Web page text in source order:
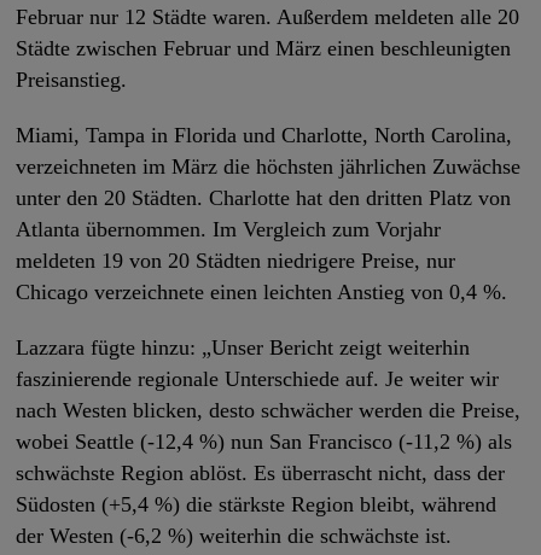
Februar nur 12 Städte waren. Außerdem meldeten alle 20
Städte zwischen Februar und März einen beschleunigten
Preisanstieg.
Miami, Tampa in Florida und Charlotte, North Carolina,
verzeichneten im März die höchsten jährlichen Zuwächse
unter den 20 Städten. Charlotte hat den dritten Platz von
Atlanta übernommen. Im Vergleich zum Vorjahr
meldeten 19 von 20 Städten niedrigere Preise, nur
Chicago verzeichnete einen leichten Anstieg von 0,4 %.
Lazzara fügte hinzu: „Unser Bericht zeigt weiterhin
faszinierende regionale Unterschiede auf. Je weiter wir
nach Westen blicken, desto schwächer werden die Preise,
wobei Seattle (-12,4 %) nun San Francisco (-11,2 %) als
schwächste Region ablöst. Es überrascht nicht, dass der
Südosten (+5,4 %) die stärkste Region bleibt, während
der Westen (-6,2 %) weiterhin die schwächste ist.